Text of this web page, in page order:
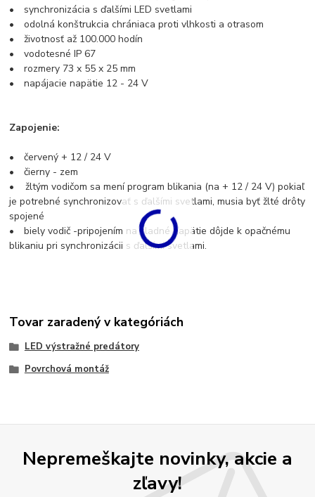
• synchronizácia s ďalšími LED svetlami
• odolná konštrukcia chrániaca proti vlhkosti a otrasom
• životnosť až 100.000 hodín
• vodotesné IP 67
• rozmery 73 x 55 x 25 mm
• napájacie napätie 12 - 24 V
Zapojenie:
• červený + 12 / 24 V
• čierny - zem
• žltým vodičom sa mení program blikania (na + 12 / 24 V) pokiaľ
je potrebné synchronizovať s ďalšími svetlami, musia byť žlté drôty
spojené
• biely vodič -pripojením na kladné napätie dôjde k opačnému
blikaniu pri synchronizácii s ďalšími svetlami.
Tovar zaradený v kategóriách
LED výstražné predátory
Povrchová montáž
Nepremeškajte novinky, akcie a
zľavy!